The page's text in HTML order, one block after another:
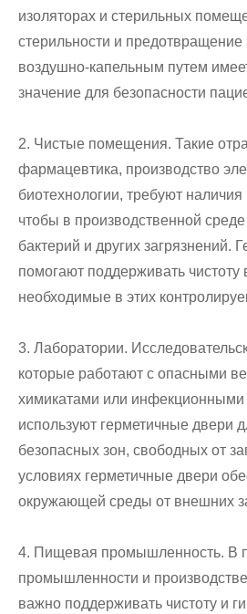
изоляторах и стерильных
стерильности и предотвращение
воздушно-капельным путем
значение для безопасности
2. Чистые помещения. Такие
фармацевтика, производство
биотехнологии, требуют
чтобы в производственной
бактерий и других загрязнений.
помогают поддерживать чистоту
необходимые в этих
3. Лаборатории.
которые работают с опасными
химикатами или инфекционными
используют герметичные двери
безопасных зон, свободных от
условиях герметичные двери
окружающей среды от внешних
4. Пищевая промышленность. В
промышленности и
важно поддерживать чистоту и